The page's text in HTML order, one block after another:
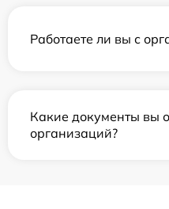
Работаете ли вы с
Какие документы вы
организаций?